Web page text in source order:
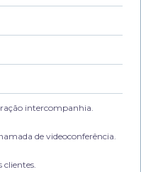
intercompanhia.
de videoconferência.